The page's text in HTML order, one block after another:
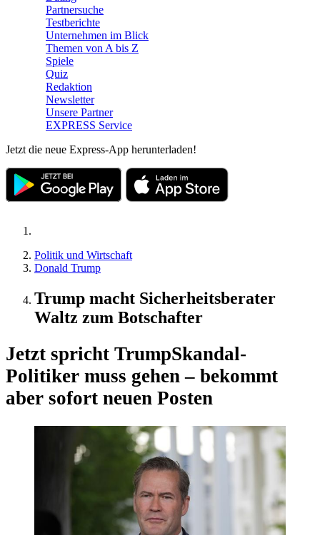
Partnersuche
Testberichte
Unternehmen im Blick
Themen von A bis Z
Spiele
Quiz
Redaktion
Newsletter
Unsere Partner
EXPRESS Service
Jetzt die neue Express-App herunterladen!
Politik und Wirtschaft
Donald Trump
Trump macht Sicherheitsberater
Waltz zum Botschafter
Jetzt spricht TrumpSkandal-
Politiker muss gehen – bekommt
aber sofort neuen Posten